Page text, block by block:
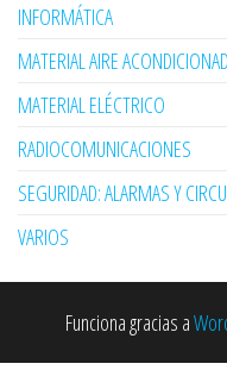
INFORMÁTICA
MATERIAL AIRE
MATERIAL ELÉCTRICO
RADIOCOMUNICACIONES
SEGURIDAD: ALARMAS Y
VARIOS
Funciona gracias a